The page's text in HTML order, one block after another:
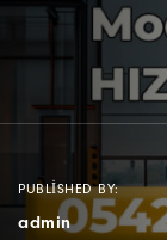
PUBLISHED BY:
admin